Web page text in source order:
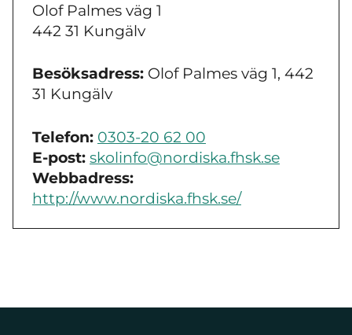
Olof Palmes väg 1
442 31 Kungälv
Besöksadress: Olof Palmes väg 1, 442
31 Kungälv
Telefon: 0303-20 62 00
E-post: skolinfo@nordiska.fhsk.se
Webbadress:
http://www.nordiska.fhsk.se/